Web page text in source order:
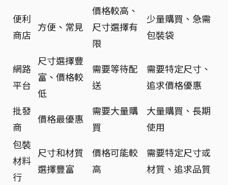
便利
商店
方便、常見
價格較高、
尺寸選擇有
限
少量購買、急需
包裝袋
網路
平台
尺寸選擇豐
富、價格較
低
需要等待配
送
需要特定尺寸、
追求價格優惠
批發
商
價格最優惠
需要大量購
買
大量購買、長期
使用
包裝
材料
行
尺寸和材質
選擇豐富
價格可能較
高
需要特定尺寸或
材質、追求品質